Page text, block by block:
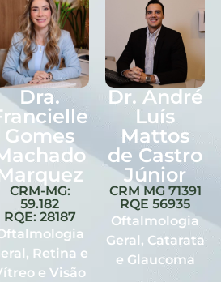
Dra.
Gomes
CRM-MG:
59.182
RQE: 28187
Retina e
e Visão
Dr. André
Luís
Mattos
de Castro
Júnior
CRM MG 71391
RQE 56935
Oftalmologia
Geral, Catarata
e Glaucoma